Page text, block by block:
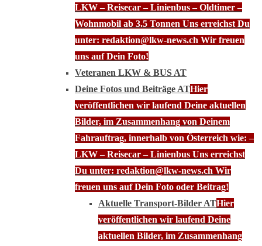
LKW – Reisecar – Linienbus – Oldtimer –
Wohnmobil ab 3.5 Tonnen Uns erreichst Du
unter: redaktion@lkw-news.ch Wir freuen
uns auf Dein Foto!
Veteranen LKW & BUS AT
Deine Fotos und Beiträge ATHier
veröffentlichen wir laufend Deine aktuellen
Bilder, im Zusammenhang von Deinem
Fahrauftrag, innerhalb von Österreich wie: –
LKW – Reisecar – Linienbus Uns erreichst
Du unter: redaktion@lkw-news.ch Wir
freuen uns auf Dein Foto oder Beitrag!
Aktuelle Transport-Bilder ATHier
veröffentlichen wir laufend Deine
aktuellen Bilder, im Zusammenhang